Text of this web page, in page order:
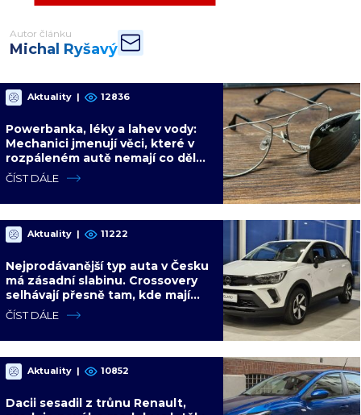
Autor článku
Michal Ryšavý
Aktuality | 12836
Powerbanka, léky a lahev vody:
Mechanici jmenují věci, které v
rozpáleném autě nemají co dělat.
Hrozí i požár
ČÍST DÁLE
Aktuality | 11222
Nejprodávanější typ auta v Česku
má zásadní slabinu. Crossovery
selhávají přesně tam, kde mají
být nejsilnější
ČÍST DÁLE
Aktuality | 10852
Dacii sesadil z trůnu Renault,